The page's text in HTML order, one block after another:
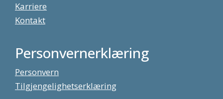
Karriere
Kontakt
Personvernerklæring
Personvern
Tilgjengelighetserklæring